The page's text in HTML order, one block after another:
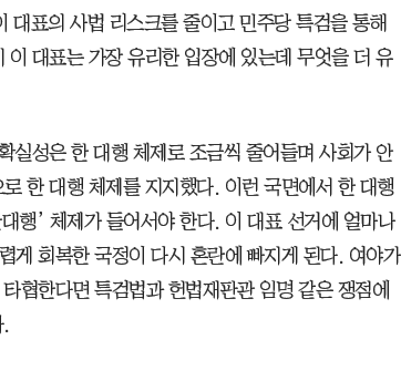
대표의 사법 리스크를 줄이고 민주당 특검을 통해
대표는 가장 유리한 입장에 있는데 무엇을 더 유
실성은 한 대행 체제로 조금씩 줄어들며 사회가 안
한 대행 체제를 지지했다. 이런 국면에서 한 대행
행’ 체제가 들어서야 한다. 이 대표 선거에 얼마나
게 회복한 국정이 다시 혼란에 빠지게 된다. 여야가
협한다면 특검법과 헌법재판관 임명 같은 쟁점에